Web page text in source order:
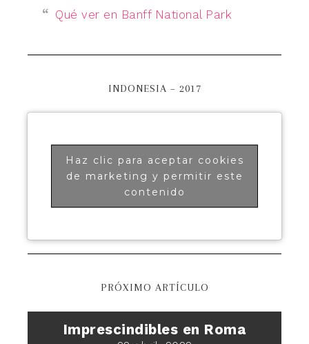
Qué ver en Banff National Park
INDONESIA – 2017
Haz clic para aceptar cookies
de marketing y permitir este
contenido
PRÓXIMO ARTÍCULO
Imprescindibles en Roma